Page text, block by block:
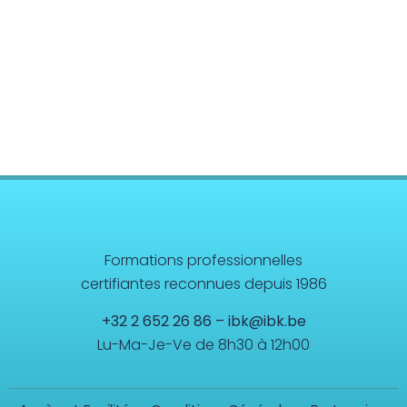
sens à sa vie")
Système Digestif (W. Topping) – Digestive
System
Exercices Biokinétiques
Formations professionnelles
certifiantes reconnues depuis 1986
+32 2 652 26 86 – ibk@ibk.be
Lu-Ma-Je-Ve de 8h30 à 12h00